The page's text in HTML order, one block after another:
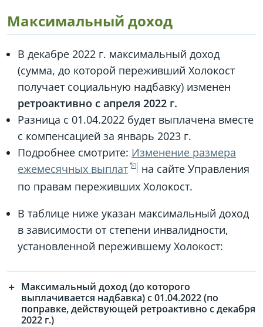
Максимальный доход
В декабре 2022 г. максимальный доход
(сумма, до которой переживший Холокост
получает социальную надбавку) изменен
ретроактивно с апреля 2022 г.
Разница с 01.04.2022 будет выплачена вместе
с компенсацией за январь 2023 г.
Подробнее смотрите: Изменение размера
ежемесячных выплат
на сайте Управления
по правам переживших Холокост.
В таблице ниже указан максимальный доход
в зависимости от степени инвалидности,
установленной пережившему Холокост:
Максимальный доход (до которого
выплачивается надбавка) с 01.04.2022 (по
поправке, действующей ретроактивно с декабря
2022 г.)